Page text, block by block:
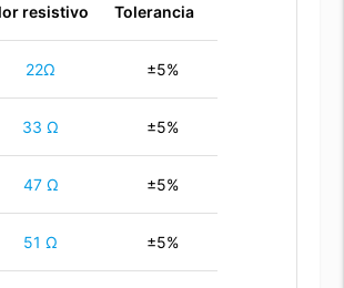
resistivo Tolerancia
22Ω ±5%
33 Ω ±5%
47 Ω ±5%
51 Ω ±5%